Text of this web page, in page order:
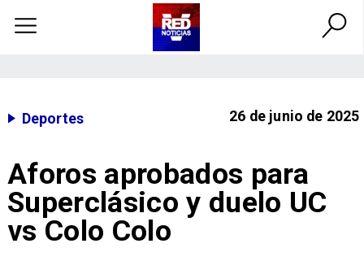
Deportes 26 de junio de 2025
Aforos aprobados para
Superclásico y duelo UC
vs Colo Colo